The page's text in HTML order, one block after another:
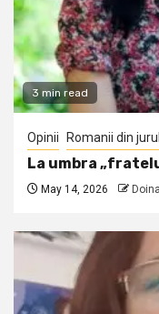
3 min read
Opinii Romanii din
La umbra
May 14, 2026